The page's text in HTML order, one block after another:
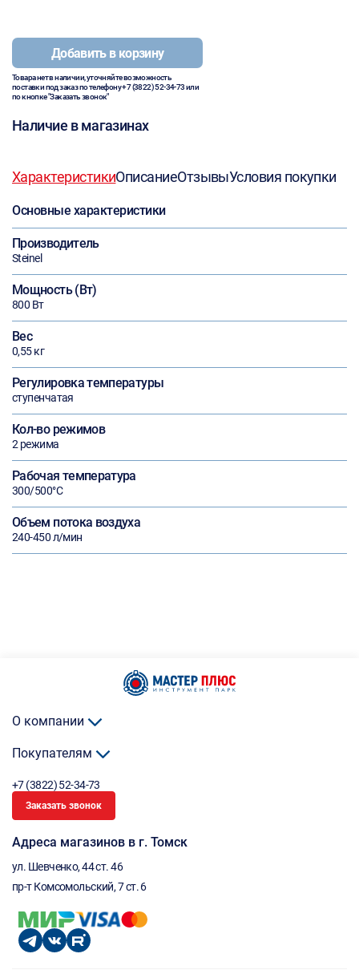
Добавить в корзину
Товара нет в наличии, уточняйте возможность
поставки под заказ по телефону+7 (3822) 52-34-73или
по кнопке "Заказать звонок"
Наличие в магазинах
ХарактеристикиОписаниеОтзывыУсловия покупки
Основные характеристики
Производитель
Steinel
Мощность (Вт)
800 Вт
Вес
0,55 кг
Регулировка температуры
ступенчатая
Кол-во режимов
2 режима
Рабочая температура
300/500°C
Объем потока воздуха
240-450 л/мин
О компании
Покупателям
+7 (3822) 52-34-73
Заказать звонок
Адреса магазинов в г. Томск
ул. Шевченко, 44 ст. 46
пр-т Комсомольский, 7 ст. 6